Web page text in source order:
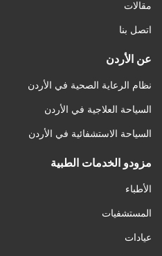
مقالات
اتصل بنا
عن الأردن
نظام الرعاية الصحية في الأردن
السياحة العلاجية في الأردن
السياحة الاستشفائية في الأردن
مزودو الخدمات الطبية
الأطباء
المستشفيات
عيادات